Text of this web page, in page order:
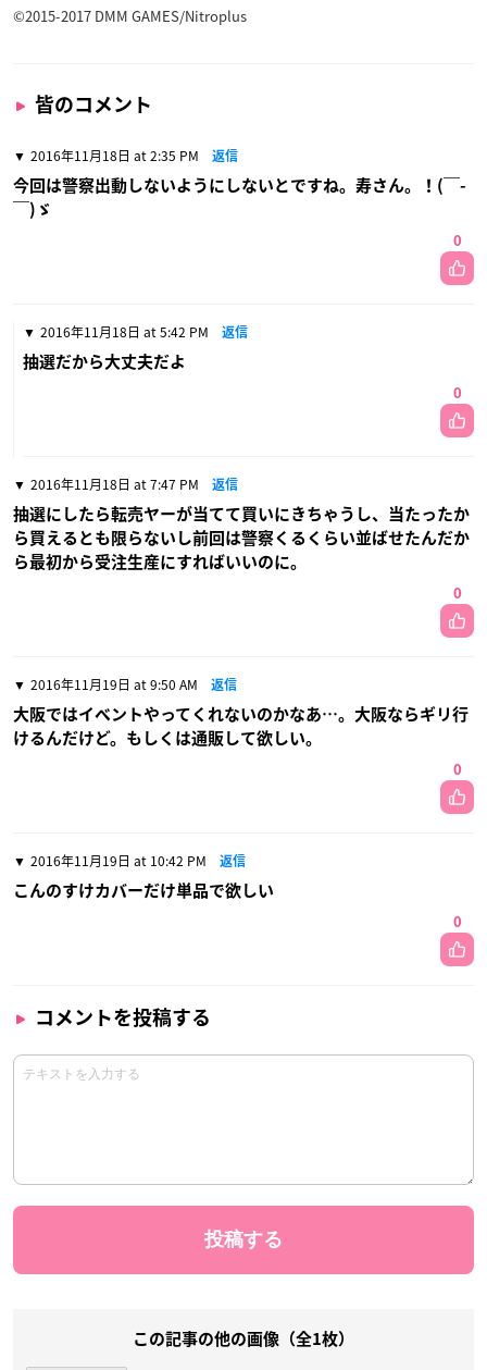
©2015-2017 DMM GAMES/Nitroplus
皆のコメント
2016年11月18日 at 2:35 PM 返信
今回は警察出動しないようにしないとですね。寿さん。！(￣-
￣)ゞ
0
2016年11月18日 at 5:42 PM 返信
抽選だから大丈夫だよ
0
2016年11月18日 at 7:47 PM 返信
抽選にしたら転売ヤーが当てて買いにきちゃうし、当たったか
ら買えるとも限らないし前回は警察くるくらい並ばせたんだか
ら最初から受注生産にすればいいのに。
0
2016年11月19日 at 9:50 AM 返信
大阪ではイベントやってくれないのかなあ…。大阪ならギリ行
けるんだけど。もしくは通販して欲しい。
0
2016年11月19日 at 10:42 PM 返信
こんのすけカバーだけ単品で欲しい
0
コメントを投稿する
この記事の他の画像（全1枚）